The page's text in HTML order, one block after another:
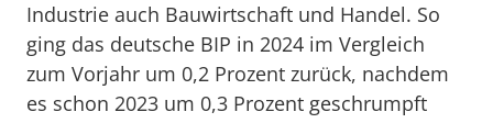
Industrie auch Bauwirtschaft und Handel. So
ging das deutsche BIP in 2024 im Vergleich
zum Vorjahr um 0,2 Prozent zurück, nachdem
es schon 2023 um 0,3 Prozent geschrumpft